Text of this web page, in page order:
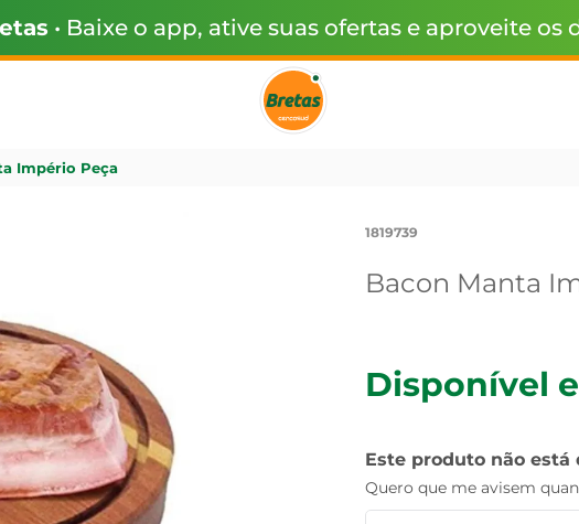
• Baixe o app, ative suas ofertas e aproveite os
Império Peça
1819739
Bacon Manta
Disponível
Este produto não
Quero que me avisem